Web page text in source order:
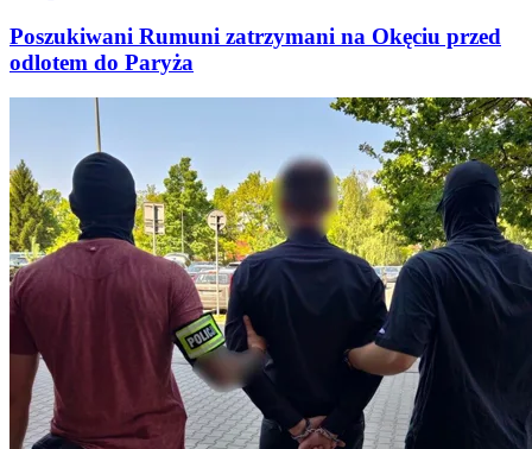
Poszukiwani Rumuni zatrzymani na Okęciu przed
odlotem do Paryża